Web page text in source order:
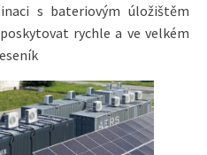
s bateriovým úložištěm
rychle a ve velkém